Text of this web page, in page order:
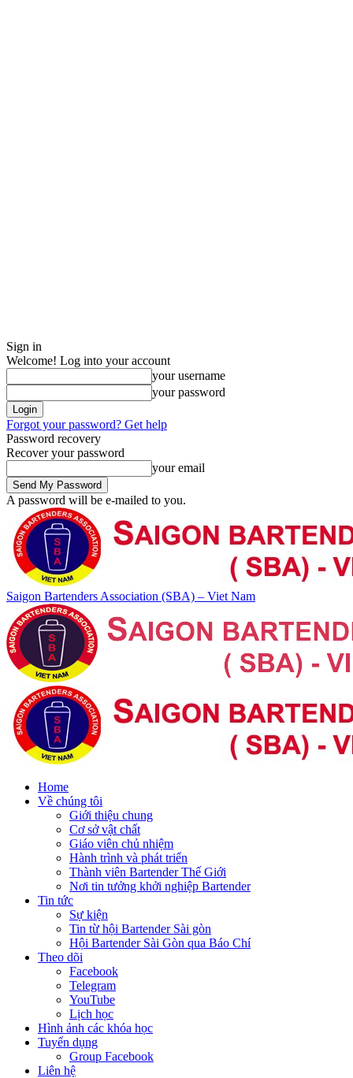
Sign in
Welcome! Log into your account
your username
your password
Forgot your password? Get help
Password recovery
Recover your password
your email
A password will be e-mailed to you.
Saigon Bartenders Association (SBA) – Viet Nam
Home
Về chúng tôi
Giới thiệu chung
Cơ sở vật chất
Giáo viên chủ nhiệm
Hành trình và phát triển
Thành viên Bartender Thế Giới
Nơi tin tưởng khởi nghiệp Bartender
Tin tức
Sự kiện
Tin từ hội Bartender Sài gòn
Hội Bartender Sài Gòn qua Báo Chí
Theo dõi
Facebook
Telegram
YouTube
Lịch học
Hình ảnh các khóa học
Tuyển dụng
Group Facebook
Liên hệ